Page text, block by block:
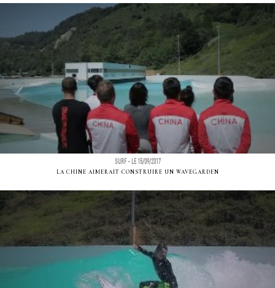
SURF - LE 15/09/2017
LA CHINE AIMERAIT CONSTRUIRE UN WAVEGARDEN